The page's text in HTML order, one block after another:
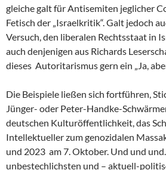
gleiche galt für Antisemiten jeglicher
Fetisch der „Israelkritik“. Galt jedoch
Versuch, den liberalen Rechtsstaat in
auch denjenigen aus Richards
dieses Autoritarismus gern ein „Ja,
Die Beispiele ließen sich fortführen,
Jünger- oder Peter-Handke-
deutschen Kulturöffentlichkeit, das
Intellektueller zum genozidalen
und 2023 am 7. Oktober. Und und
unbestechlichsten und – aktuell-